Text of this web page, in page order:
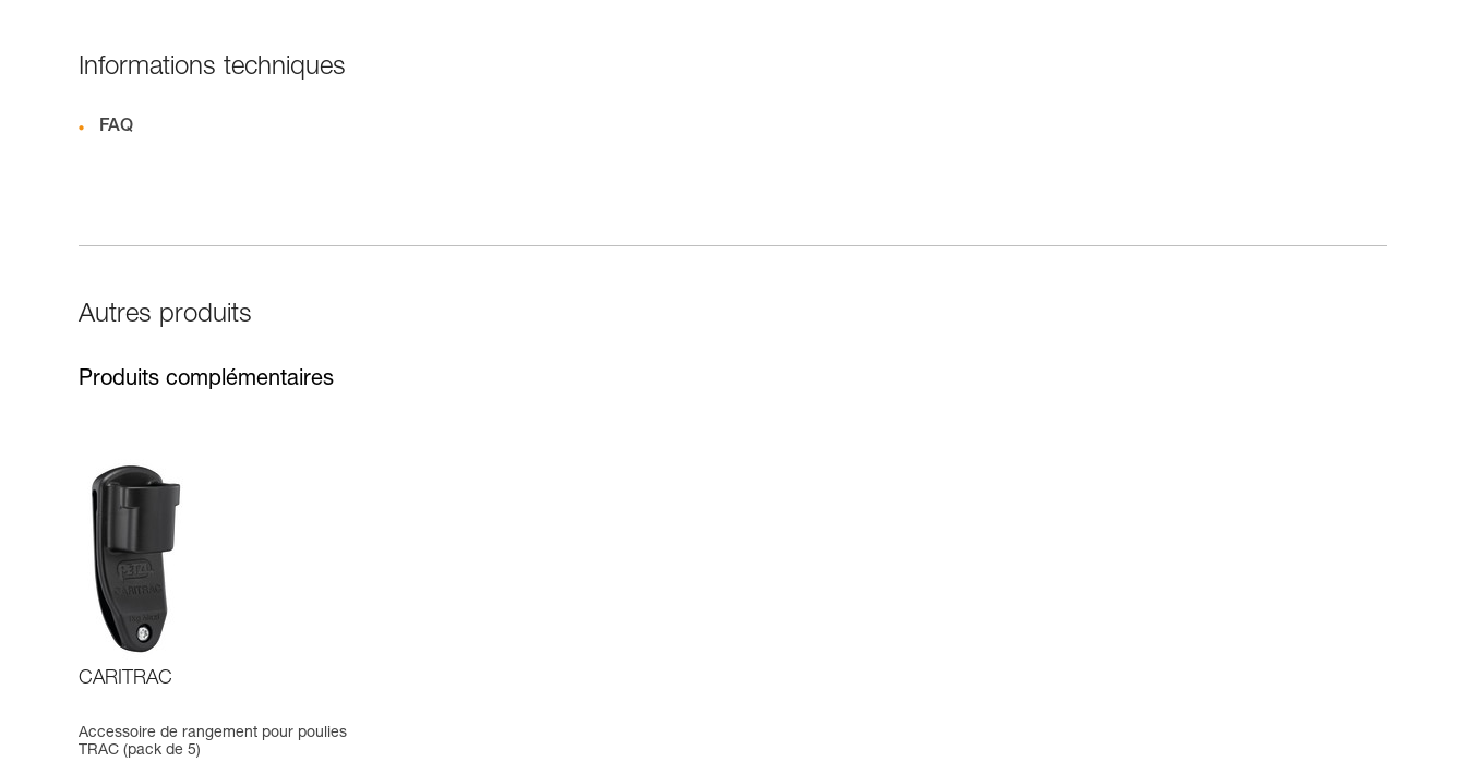
Informations techniques
FAQ
Autres produits
Produits complémentaires
CARITRAC
Accessoire de rangement pour poulies
TRAC (pack de 5)